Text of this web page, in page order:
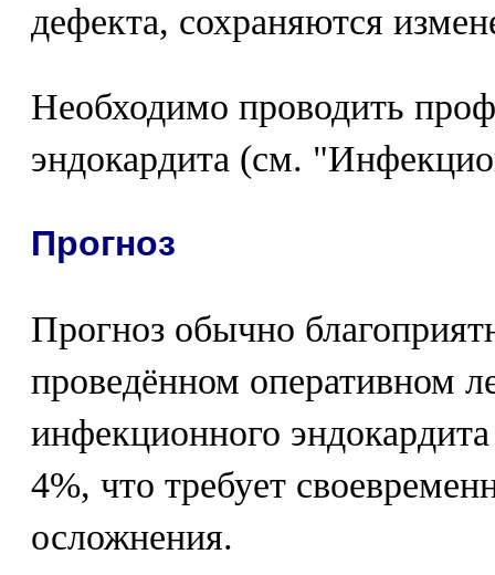
дефекта, сохраняются
Необходимо проводить
эндокардита (см.
Прогноз
Прогноз обычно
проведённом оперативном
инфекционного
4%, что требует
осложнения.